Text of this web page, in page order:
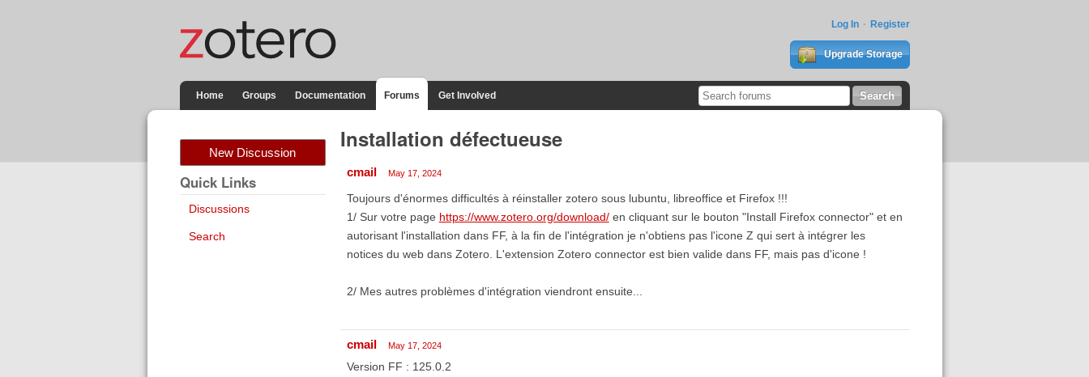
Log In Register
Upgrade Storage
Home Groups Documentation Forums Get Involved
New Discussion
Quick Links
Discussions
Search
Installation défectueuse
cmail May 17, 2024
Toujours d'énormes difficultés à réinstaller zotero sous lubuntu, libreoffice et Firefox !!!
1/ Sur votre page https://www.zotero.org/download/en cliquant sur le bouton "Install Firefox connector" et en
autorisant l'installation dans FF, à la fin de l'intégration je n'obtiens pas l'icone Z qui sert à intégrer les
notices du web dans Zotero. L'extension Zotero connector est bien valide dans FF, mais pas d'icone !
2/ Mes autres problèmes d'intégration viendront ensuite...
cmail May 17, 2024
Version FF : 125.0.2